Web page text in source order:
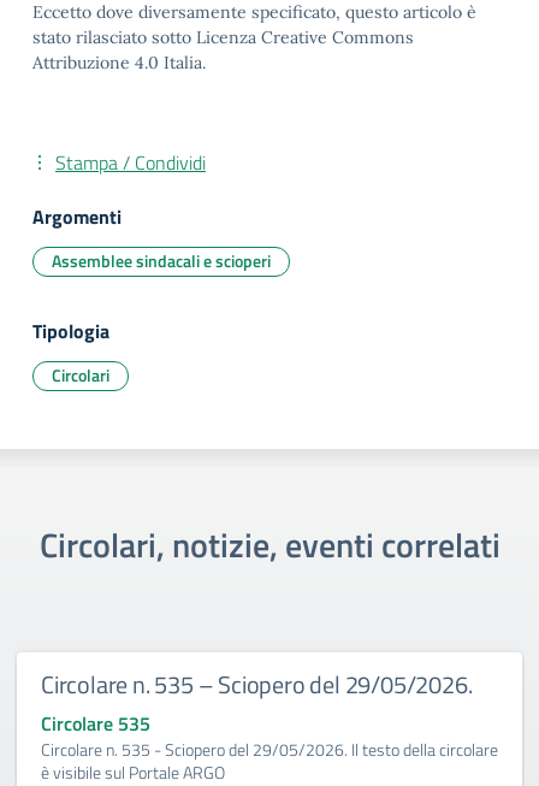
Eccetto dove diversamente specificato, questo articolo è
stato rilasciato sotto Licenza Creative Commons
Attribuzione 4.0 Italia.
Stampa / Condividi
Argomenti
Assemblee sindacali e scioperi
Tipologia
Circolari
Circolari, notizie, eventi correlati
Circolare n. 535 – Sciopero del 29/05/2026.
Circolare 535
Circolare n. 535 - Sciopero del 29/05/2026. Il testo della circolare
è visibile sul Portale ARGO